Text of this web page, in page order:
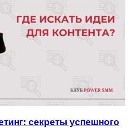
секреты успешного